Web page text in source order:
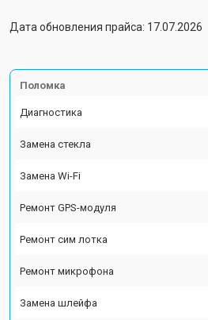
Дата обновления прайса: 17.07.2026
Поломка
Диагностика
Замена стекла
Замена Wi-Fi
Ремонт GPS-модуля
Ремонт сим лотка
Ремонт микрофона
Замена шлейфа